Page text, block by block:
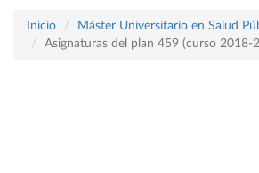
Inicio
Máster Universitario en Salud
Asignaturas del plan 459 (curso 2018-